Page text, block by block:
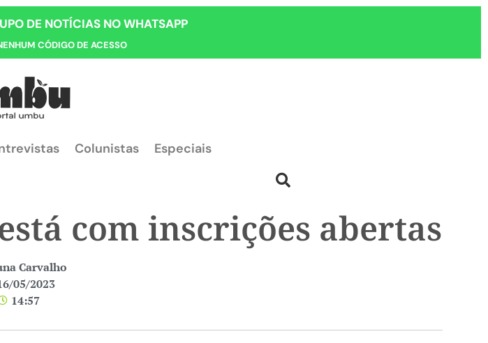
DE NOTÍCIAS NO WHATSAPP
CÓDIGO DE ACESSO
Colunistas Especiais
com inscrições abertas
Carvalho
05/2023
14:57